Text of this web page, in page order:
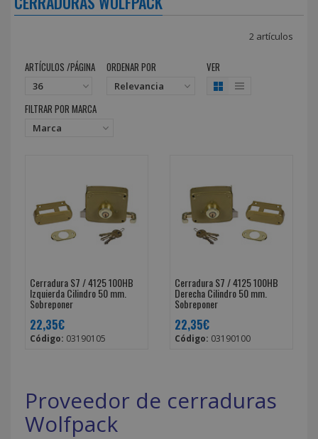
2 artículos
ARTÍCULOS /PÁGINA ORDENAR POR VER
FILTRAR POR MARCA
Cerradura S7 / 4125 100HB
Izquierda Cilindro 50 mm.
Sobreponer
22,35€
Código: 03190105
Cerradura S7 / 4125 100HB
Derecha Cilindro 50 mm.
Sobreponer
22,35€
Código: 03190100
Proveedor de cerraduras
Wolfpack